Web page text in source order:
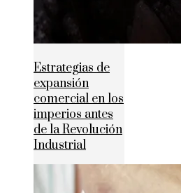
Estrategias de
expansión
comercial en los
imperios antes
de la Revolución
Industrial